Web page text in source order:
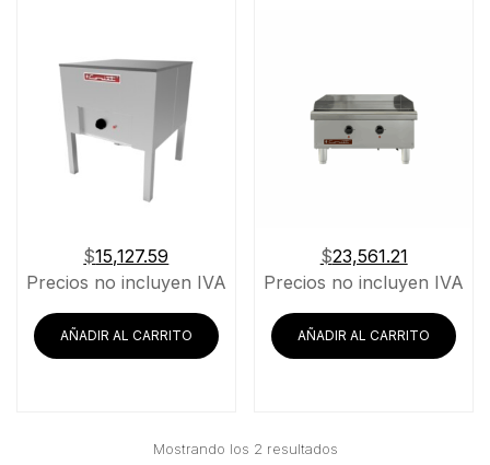
$15,127.59
Precios no incluyen IVA
AÑADIR AL CARRITO
$23,561.21
Precios no incluyen IVA
AÑADIR AL CARRITO
Mostrando los 2 resultadosOrdenado